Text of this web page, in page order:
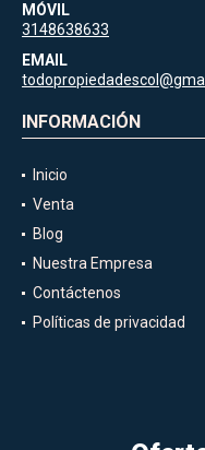
MÓVIL
3148638633
EMAIL
INFORMACIÓN
Inicio
Venta
Blog
Nuestra Empresa
Contáctenos
Políticas de privacidad